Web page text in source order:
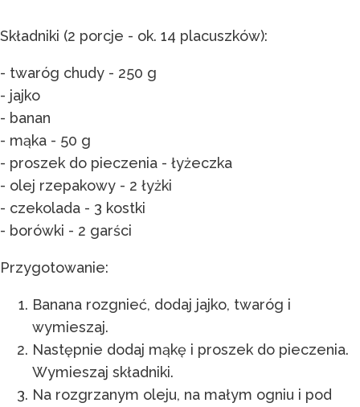
Składniki (2 porcje - ok. 14 placuszków):
- twaróg chudy - 250 g
- jajko
- banan
- mąka - 50 g
- proszek do pieczenia - łyżeczka
- olej rzepakowy - 2 łyżki
- czekolada - 3 kostki
- borówki - 2 garści
Przygotowanie:
Banana rozgnieć, dodaj jajko, twaróg i
wymieszaj.
Następnie dodaj mąkę i proszek do pieczenia.
Wymieszaj składniki.
Na rozgrzanym oleju, na małym ogniu i pod